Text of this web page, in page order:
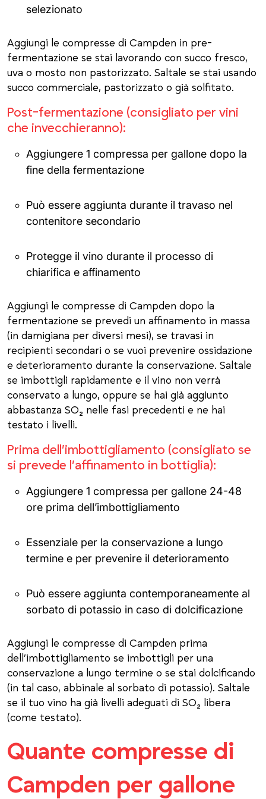
selezionato
Aggiungi le compresse di Campden in pre-
fermentazione se stai lavorando con succo fresco,
uva o mosto non pastorizzato. Saltale se stai usando
succo commerciale, pastorizzato o già solfitato.
Post-fermentazione (consigliato per vini
che invecchieranno):
Aggiungere 1 compressa per gallone dopo la
fine della fermentazione
Può essere aggiunta durante il travaso nel
contenitore secondario
Protegge il vino durante il processo di
chiarifica e affinamento
Aggiungi le compresse di Campden dopo la
fermentazione se prevedi un affinamento in massa
(in damigiana per diversi mesi), se travasi in
recipienti secondari o se vuoi prevenire ossidazione
e deterioramento durante la conservazione. Saltale
se imbottigli rapidamente e il vino non verrà
conservato a lungo, oppure se hai già aggiunto
abbastanza SO₂ nelle fasi precedenti e ne hai
testato i livelli.
Prima dell’imbottigliamento (consigliato se
si prevede l’affinamento in bottiglia):
Aggiungere 1 compressa per gallone 24-48
ore prima dell’imbottigliamento
Essenziale per la conservazione a lungo
termine e per prevenire il deterioramento
Può essere aggiunta contemporaneamente al
sorbato di potassio in caso di dolcificazione
Aggiungi le compresse di Campden prima
dell’imbottigliamento se imbottigli per una
conservazione a lungo termine o se stai dolcificando
(in tal caso, abbinale al sorbato di potassio). Saltale
se il tuo vino ha già livelli adeguati di SO₂ libera
(come testato).
Quante compresse di
Campden per gallone